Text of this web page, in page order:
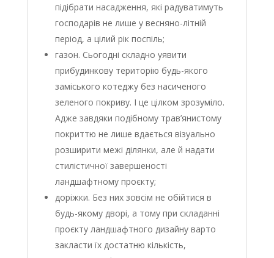
підібрати насадження, які радуватимуть
господарів не лише у весняно-літній
період, а цілий рік поспіль;
газон. Сьогодні складно уявити
прибудинкову територію будь-якого
заміського котеджу без насиченого
зеленого покриву. І це цілком зрозуміло.
Адже завдяки подібному трав’янистому
покриттю не лише вдається візуально
розширити межі ділянки, але й надати
стилістичної завершеності
ландшафтному проєкту;
доріжки. Без них зовсім не обійтися в
будь-якому дворі, а тому при складанні
проєкту ландшафтного дизайну варто
закласти їх достатню кількість,